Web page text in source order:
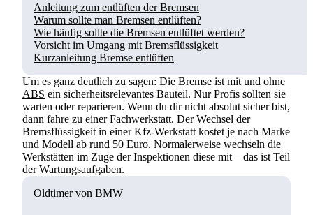
Anleitung zum entlüften der Bremsen
Warum sollte man Bremsen entlüften?
Wie häufig sollte die Bremsen entlüftet werden?
Vorsicht im Umgang mit Bremsflüssigkeit
Kurzanleitung Bremse entlüften
Um es ganz deutlich zu sagen: Die Bremse ist mit und ohne
ABS ein sicherheitsrelevantes Bauteil. Nur Profis sollten sie
warten oder reparieren. Wenn du dir nicht absolut sicher bist,
dann fahre zu einer Fachwerkstatt. Der Wechsel der
Bremsflüssigkeit in einer Kfz-Werkstatt kostet je nach Marke
und Modell ab rund 50 Euro. Normalerweise wechseln die
Werkstätten im Zuge der Inspektionen diese mit – das ist Teil
der Wartungsaufgaben.
Oldtimer von BMW